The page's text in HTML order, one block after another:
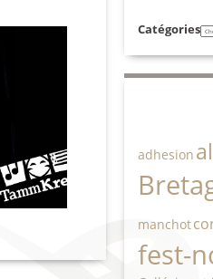
Catégories
adhesion
manchot
fest-